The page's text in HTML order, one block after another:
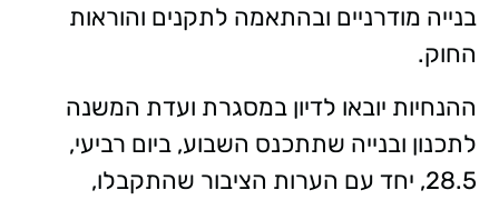
בנייה מודרניים ובהתאמה לתקנים והוראות
החוק.
ההנחיות יובאו לדיון במסגרת ועדת המשנה
לתכנון ובנייה שתתכנס השבוע, ביום רביעי,
28.5, יחד עם הערות הציבור שהתקבלו,